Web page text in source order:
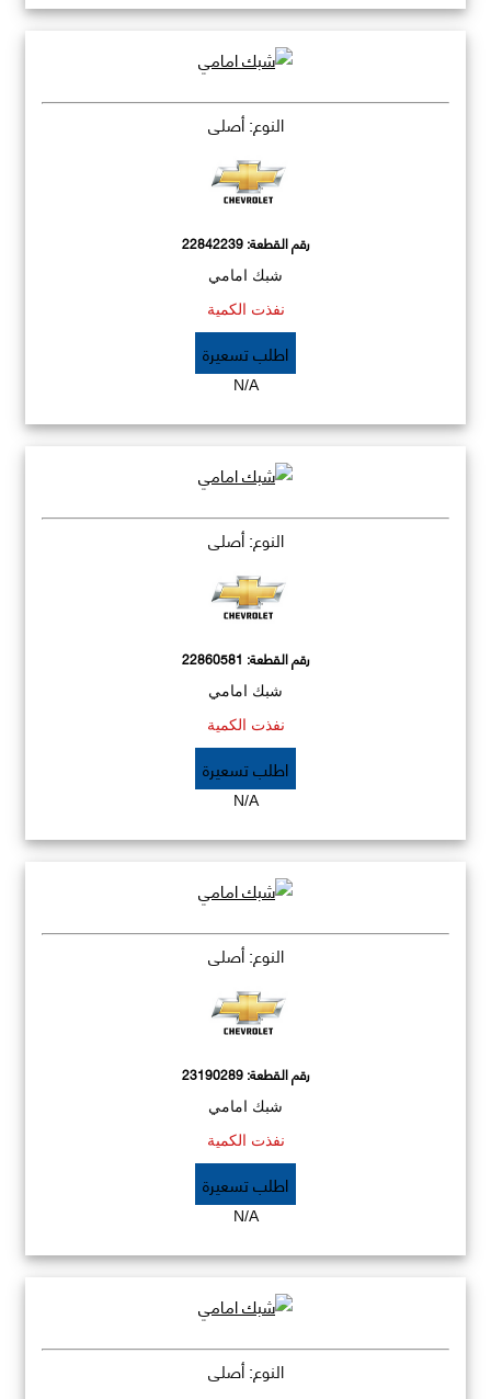
النوع: أصلي
رقم القطعة:22842239
شبك امامي
نفذت الكمية
اطلب تسعيرة
N/A
النوع: أصلي
رقم القطعة: 22860581
شبك امامي
نفذت الكمية
اطلب تسعيرة
N/A
النوع: أصلي
رقم القطعة:23190289
شبك امامي
نفذت الكمية
اطلب تسعيرة
N/A
النوع: أصلي